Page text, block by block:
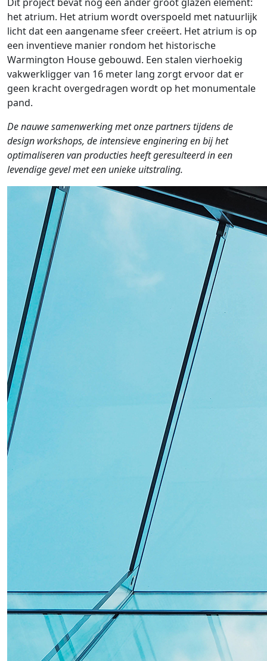
het atrium. Het atrium wordt overspoeld met natuurlijk
licht dat een aangename sfeer creëert. Het atrium is op
een inventieve manier rondom het historische
Warmington House gebouwd. Een stalen vierhoekig
vakwerkligger van 16 meter lang zorgt ervoor dat er
geen kracht overgedragen wordt op het monumentale
pand.
De nauwe samenwerking met onze partners tijdens de
design workshops, de intensieve enginering en bij het
optimaliseren van producties heeft geresulteerd in een
levendige gevel met een unieke uitstraling.